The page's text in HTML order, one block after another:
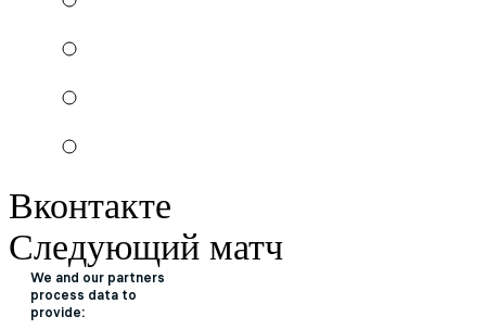
Вконтакте
Следующий матч